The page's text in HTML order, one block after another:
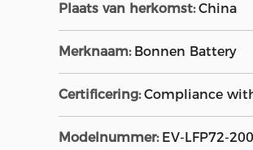
Plaats van herkomst: China
Merknaam: Bonnen Battery
Certificering: Compliance with
Modelnummer: EV-LFP72-200